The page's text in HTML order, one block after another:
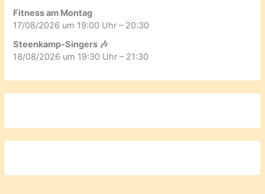
Fitness am Montag
17/08/2026 um 19:00 Uhr – 20:30
Steenkamp-Singers 🎶
18/08/2026 um 19:30 Uhr – 21:30